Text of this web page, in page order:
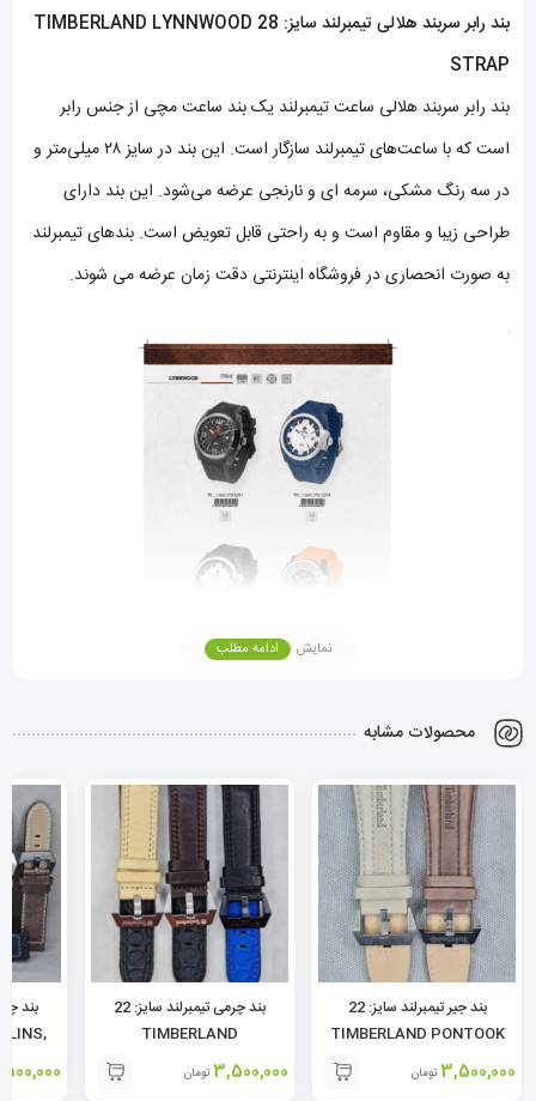
بند رابر سربند هلالی تیمبرلند سایز: 28 TIMBERLAND LYNNWOOD
STRAP
بند رابر سربند هلالی ساعت تیمبرلند یک بند ساعت مچی از جنس رابر
است که با ساعت‌های تیمبرلند سازگار است. این بند در سایز ۲۸ میلی‌متر و
در سه رنگ مشکی، سرمه ای و نارنجی عرضه می‌شود. این بند دارای
طراحی زیبا و مقاوم است و به راحتی قابل تعویض است. بندهای تیمبرلند
به صورت انحصاری در فروشگاه اینترنتی دقت زمان عرضه می شوند.
نمایش ادامه مطلب
محصولات مشابه
بند جیر تیمبرلند سایز: 22
TIMBERLAND PONTOOK
STRAP3,500,000 تومان
بند چرمی تیمبرلند سایز: 22
TIMBERLAND
CHARLESTOWN STRAP
3,500,000 تومان